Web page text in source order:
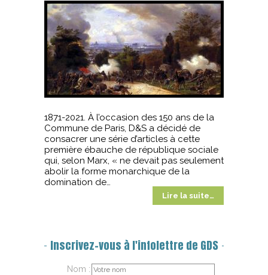
1871-2021. À l’occasion des 150 ans de la
Commune de Paris, D&S a décidé de
consacrer une série d’articles à cette
première ébauche de république sociale
qui, selon Marx, « ne devait pas seulement
abolir la forme monarchique de la
domination de…
Lire la suite…
Inscrivez-vous à l'infolettre de GDS
Nom :